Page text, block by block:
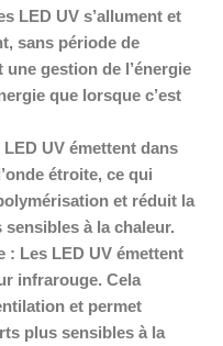
LED UV s’allument et
sans période de
gestion de l’énergie
que lorsque c’est
LED UV émettent dans
étroite, ce qui
et réduit la
à la chaleur.
: Les LED UV émettent
infrarouge. Cela
et permet
plus sensibles à la